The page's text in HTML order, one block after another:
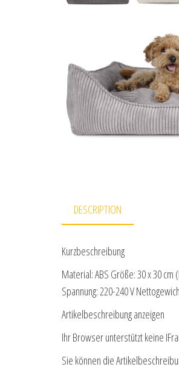
DESCRIPTION
Kurzbeschreibung
Material: ABS Größe: 30 x 30
Spannung: 220-240 V
Artikelbeschreibung anzeigen
Ihr Browser unterstützt keine
Sie können die